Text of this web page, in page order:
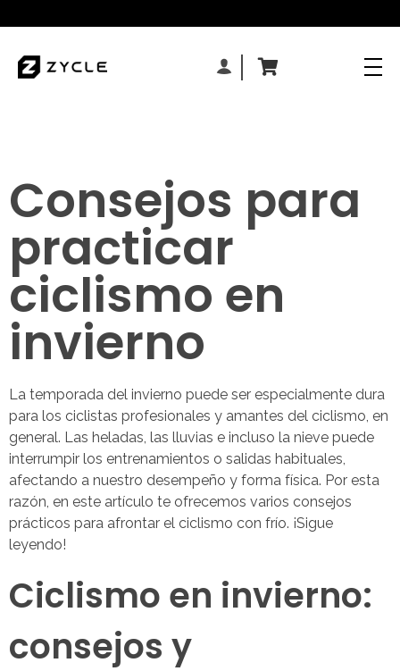
Consejos para
practicar
ciclismo en
invierno
La temporada del invierno puede ser especialmente dura
para los ciclistas profesionales y amantes del ciclismo, en
general. Las heladas, las lluvias e incluso la nieve puede
interrumpir los entrenamientos o salidas habituales,
afectando a nuestro desempeño y forma física. Por esta
razón, en este artículo te ofrecemos varios consejos
prácticos para afrontar el ciclismo con frío. ¡Sigue
leyendo!
Ciclismo en invierno:
consejos y